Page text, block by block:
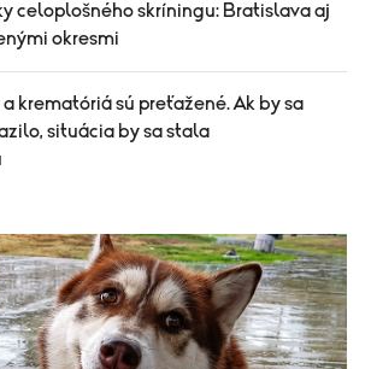
celoplošného skríningu: Bratislava aj
okresmi
krematóriá sú preťažené. Ak by sa
situácia by sa stala